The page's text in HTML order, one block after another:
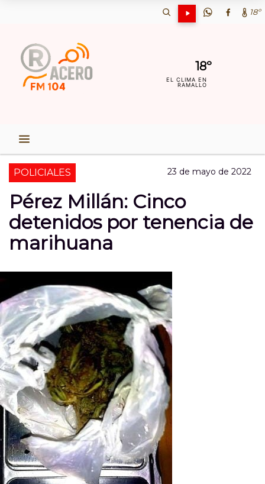
18º
18º
EL CLIMA EN
RAMALLO
POLICIALES 23 de mayo de 2022
Pérez Millán: Cinco
detenidos por tenencia de
marihuana